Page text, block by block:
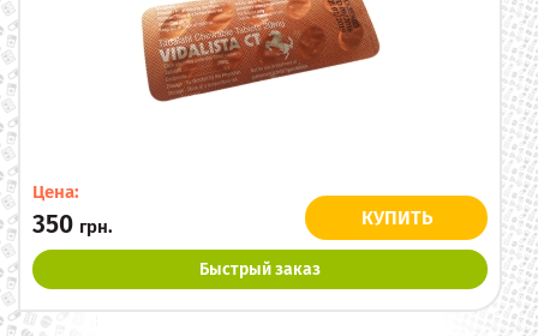
Цена:
350 грн. КУПИТЬ
Быстрый заказ